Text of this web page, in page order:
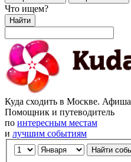
Что ищем?
Найти
Куда сходить в Москве. Афиша
Помощник и путеводитель
по интересным местам
и лучшим событиям